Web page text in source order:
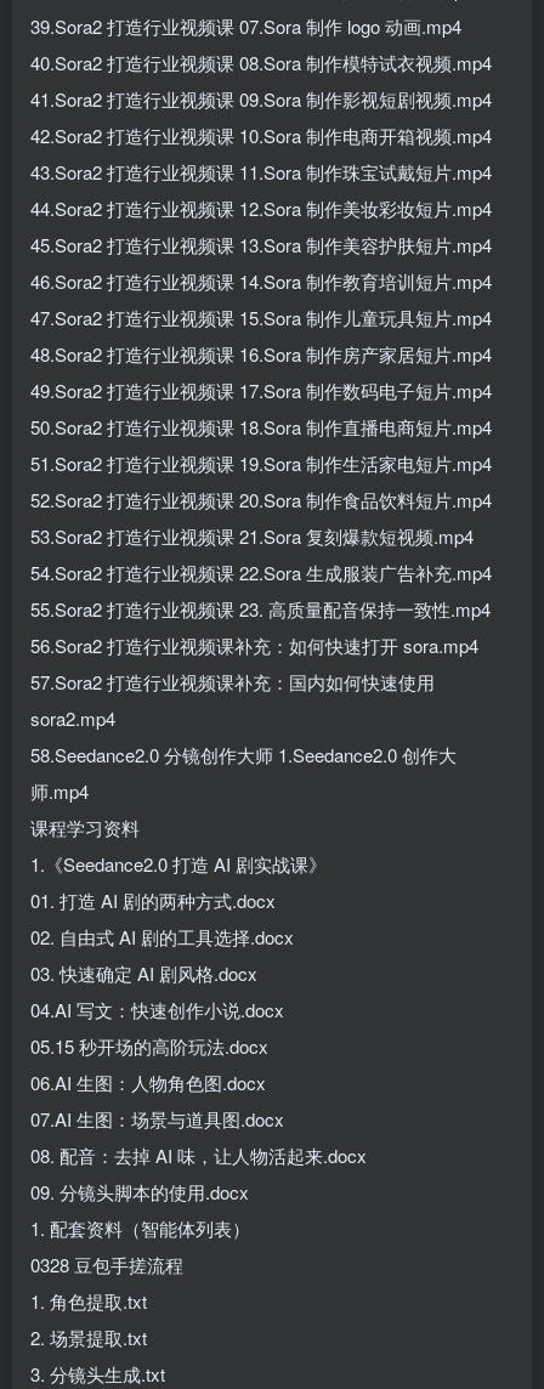
39.Sora2 打造行业视频课 07.Sora 制作 logo 动画.mp4
40.Sora2 打造行业视频课 08.Sora 制作模特试衣视频.mp4
41.Sora2 打造行业视频课 09.Sora 制作影视短剧视频.mp4
42.Sora2 打造行业视频课 10.Sora 制作电商开箱视频.mp4
43.Sora2 打造行业视频课 11.Sora 制作珠宝试戴短片.mp4
44.Sora2 打造行业视频课 12.Sora 制作美妆彩妆短片.mp4
45.Sora2 打造行业视频课 13.Sora 制作美容护肤短片.mp4
46.Sora2 打造行业视频课 14.Sora 制作教育培训短片.mp4
47.Sora2 打造行业视频课 15.Sora 制作儿童玩具短片.mp4
48.Sora2 打造行业视频课 16.Sora 制作房产家居短片.mp4
49.Sora2 打造行业视频课 17.Sora 制作数码电子短片.mp4
50.Sora2 打造行业视频课 18.Sora 制作直播电商短片.mp4
51.Sora2 打造行业视频课 19.Sora 制作生活家电短片.mp4
52.Sora2 打造行业视频课 20.Sora 制作食品饮料短片.mp4
53.Sora2 打造行业视频课 21.Sora 复刻爆款短视频.mp4
54.Sora2 打造行业视频课 22.Sora 生成服装广告补充.mp4
55.Sora2 打造行业视频课 23. 高质量配音保持一致性.mp4
56.Sora2 打造行业视频课补充：如何快速打开 sora.mp4
57.Sora2 打造行业视频课补充：国内如何快速使用
sora2.mp4
58.Seedance2.0 分镜创作大师 1.Seedance2.0 创作大
师.mp4
课程学习资料
1.《Seedance2.0 打造 AI 剧实战课》
01. 打造 AI 剧的两种方式.docx
02. 自由式 AI 剧的工具选择.docx
03. 快速确定 AI 剧风格.docx
04.AI 写文：快速创作小说.docx
05.15 秒开场的高阶玩法.docx
06.AI 生图：人物角色图.docx
07.AI 生图：场景与道具图.docx
08. 配音：去掉 AI 味，让人物活起来.docx
09. 分镜头脚本的使用.docx
1. 配套资料（智能体列表）
0328 豆包手搓流程
1. 角色提取.txt
2. 场景提取.txt
3. 分镜头生成.txt